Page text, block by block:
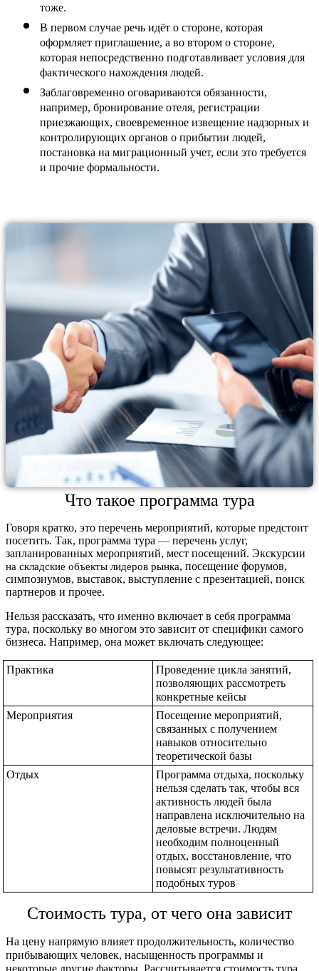
тоже.
В первом случае речь идёт о стороне, которая
оформляет приглашение, а во втором о стороне,
которая непосредственно подготавливает условия для
фактического нахождения людей.
Заблаговременно оговариваются обязанности,
например, бронирование отеля, регистрации
приезжающих, своевременное извещение надзорных и
контролирующих органов о прибытии людей,
постановка на миграционный учет, если это требуется
и прочие формальности.
Что такое программа тура
Говоря кратко, это перечень мероприятий, которые предстоит
посетить. Так, программа тура — перечень услуг,
запланированных мероприятий, мест посещений. Экскурсии
на складские объекты лидеров рынка, посещение форумов,
симпозиумов, выставок, выступление с презентацией, поиск
партнеров и прочее.
Нельзя рассказать, что именно включает в себя программа
тура, поскольку во многом это зависит от специфики самого
бизнеса. Например, она может включать следующее:
Практика
Проведение цикла занятий,
позволяющих рассмотреть
конкретные кейсы
Мероприятия
Посещение мероприятий,
связанных с получением
навыков относительно
теоретической базы
Отдых
Программа отдыха, поскольку
нельзя сделать так, чтобы вся
активность людей была
направлена исключительно на
деловые встречи. Людям
необходим полноценный
отдых, восстановление, что
повысят результативность
подобных туров
Стоимость тура, от чего она зависит
На цену напрямую влияет продолжительность, количество
прибывающих человек, насыщенность программы и
некоторые другие факторы. Рассчитывается стоимость тура